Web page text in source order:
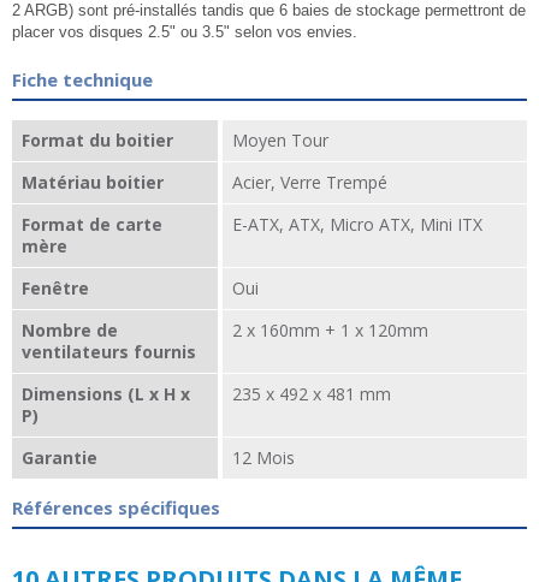
2 ARGB) sont pré-installés tandis que 6 baies de stockage permettront de
placer vos disques 2.5" ou 3.5" selon vos envies.
Fiche technique
Format du boitier
Moyen Tour
Matériau boitier
Acier, Verre Trempé
Format de carte
mère
E-ATX, ATX, Micro ATX, Mini ITX
Fenêtre
Oui
Nombre de
ventilateurs fournis
2 x 160mm + 1 x 120mm
Dimensions (L x H x
P)
235 x 492 x 481 mm
Garantie 12 Mois
Références spécifiques